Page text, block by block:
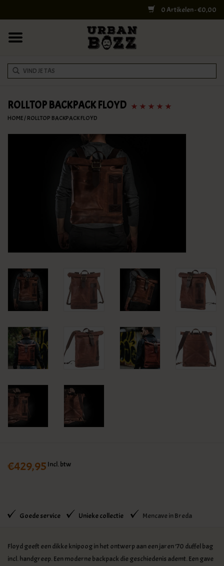
0 Artikelen - €0,00
COLLEGE BAGS
RUGZAKKEN
SALE
ROLLTOP BACKPACK FLOYD
HOME/ROLLTOP BACKPACK FLOYD
€429,95 Incl. btw
Goede service Unieke collectie Mencave in Breda
Floyd geeft een dikke knipoog in het ontwerp aan een jaren ’70 duffel bag
incl. handgreep. Een moderne backpack die geschiedenis ademt. Een gave